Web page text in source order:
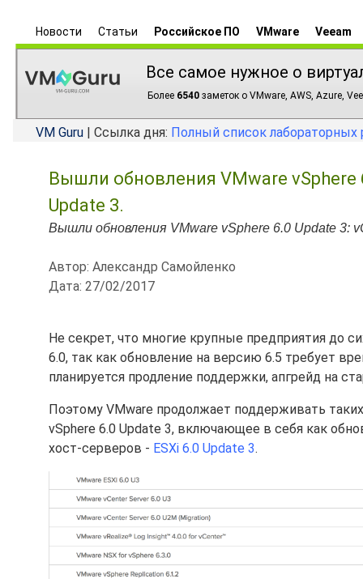
Новости Статьи Российское ПО VMware Veeam
Все самое нужное о
Более 6540 заметок о VMware, AWS, Azure,
VM Guru | Ссылка дня: Полный список лабораторных
Вышли обновления VMware vSphere
Update 3.
Вышли обновления VMware vSphere 6.0 Update 3:
Автор: Александр Самойленко
Дата: 27/02/2017
Не секрет, что многие крупные предприятия до
6.0, так как обновление на версию 6.5 требует
планируется продление поддержки, апгрейд на
Поэтому VMware продолжает поддерживать
vSphere 6.0 Update 3, включающее в себя как
хост-серверов - ESXi 6.0 Update 3.